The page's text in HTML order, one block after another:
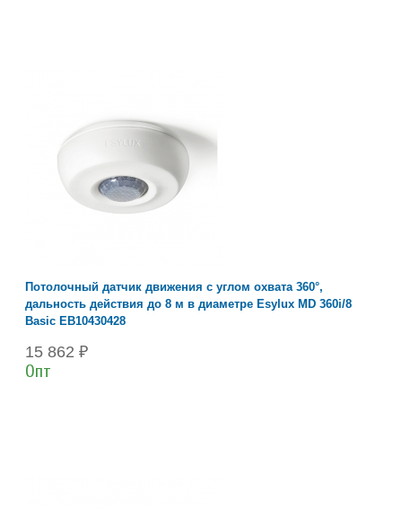
Потолочный датчик движения с углом охвата 360°,
дальность действия до 8 м в диаметре Esylux MD 360i/8
Basic EB10430428
15 862 ₽
Опт